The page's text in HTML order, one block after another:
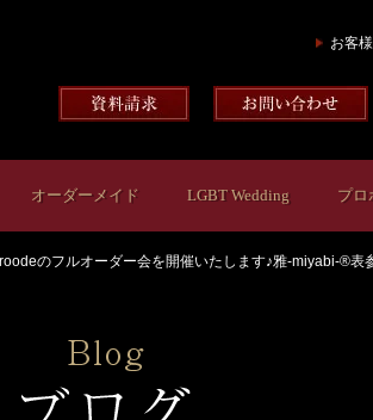
お客
オーダーメイド LGBT Wedding プロ
のフルオーダー会を開催いたします♪雅-miyabi-®表